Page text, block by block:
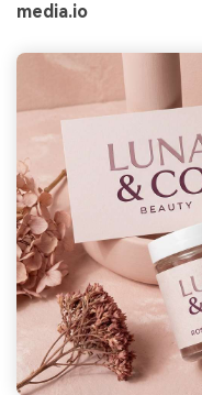
media.io